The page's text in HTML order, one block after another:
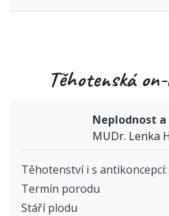
Těhotenská
Neplodnost
MUDr. Lenka
Těhotenství i s antikoncepcí:
Termín porodu
Stáří plodu